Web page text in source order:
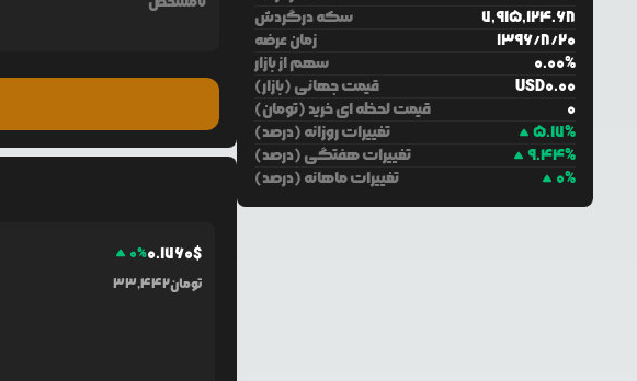
0%0.1760$
33,442تومان
سکه درگردش
7,915,124.68
زمان عرضه
1396/8/20
سهم از بازار
0.00%
قیمت جهانی (بازار)
USD0.00
قیمت لحظه ای خرید (تومان)
0
تغییرات روزانه (درصد)
5.17%
تغییرات هفتگی (درصد)
9.44%
تغییرات ماهانه (درصد)
0%